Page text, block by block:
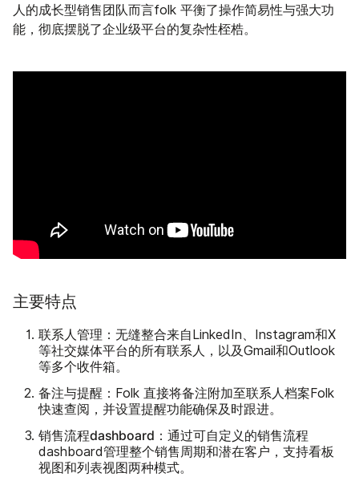
人的成长型销售团队而言folk 平衡了操作简易性与强大功
能，彻底摆脱了企业级平台的复杂性桎梏。
主要特点
联系人管理 ：无缝整合来自LinkedIn、Instagram和X
等社交媒体平台的所有联系人，以及Gmail和Outlook
等多个收件箱。
备注与提醒 ：Folk 直接将备注附加至联系人档案Folk
快速查阅，并设置提醒功能确保及时跟进。
销售流程dashboard ：通过可自定义的销售流程
dashboard管理整个销售周期和潜在客户，支持看板
视图和列表视图两种模式。